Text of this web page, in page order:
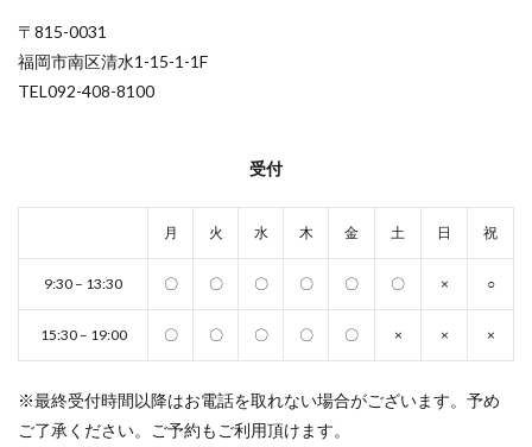
〒815-0031
福岡市南区清水1-15-1-1F
TEL092-408-8100
受付
月 火 水 木 金 土 日 祝
9:30 – 13:30 〇 〇 〇 〇 〇 〇 × ○
15:30 – 19:00 〇 〇 〇 〇 〇 × × ×
※最終受付時間以降はお電話を取れない場合がございます。予め
ご了承ください。ご予約もご利用頂けます。